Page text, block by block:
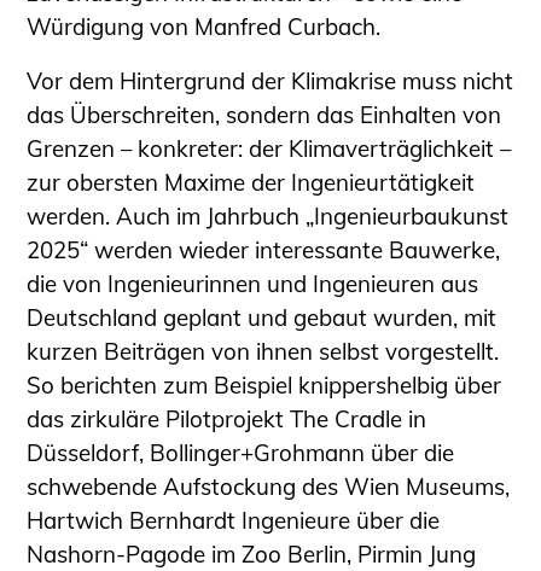
BLING.BLING.
Kammer Newsletter
Presse
Kontakt und Anfahrt
Impressum
Datenschutz
Ingenieurakademie West
Würdigung von Manfred Curbach.
Vor dem Hintergrund der Klimakrise muss nicht
das Überschreiten, sondern das Einhalten von
Grenzen – konkreter: der Klimaverträglichkeit –
zur obersten Maxime der Ingenieurtätigkeit
werden. Auch im Jahrbuch „Ingenieurbaukunst
2025“ werden wieder interessante Bauwerke,
die von Ingenieurinnen und Ingenieuren aus
Deutschland geplant und gebaut wurden, mit
kurzen Beiträgen von ihnen selbst vorgestellt.
So berichten zum Beispiel knippershelbig über
das zirkuläre Pilotprojekt The Cradle in
Düsseldorf, Bollinger+Grohmann über die
schwebende Aufstockung des Wien Museums,
Hartwich Bernhardt Ingenieure über die
Nashorn-Pagode im Zoo Berlin, Pirmin Jung